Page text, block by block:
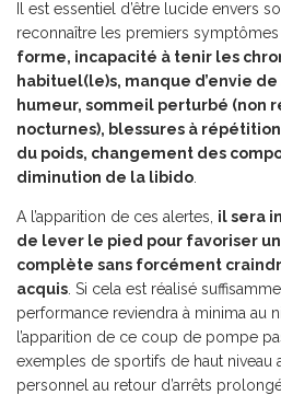
Il est essentiel d’être lucide envers
reconnaître les premiers
forme, incapacité à tenir les
habituel(le)s, manque d’envie de
humeur, sommeil perturbé (non
nocturnes), blessures à
du poids, changement des
diminution de la libido
A l’apparition de ces alertes, il sera
de lever le pied pour favoriser
complète sans forcément
acquis . Si cela est réalisé
performance reviendra à minima au
l’apparition de ce coup de pompe
exemples de sportifs de haut niveau
personnel au retour d’arrêts